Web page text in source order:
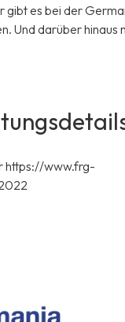
gibt es bei der
Und darüber hinaus
https://www.frg-